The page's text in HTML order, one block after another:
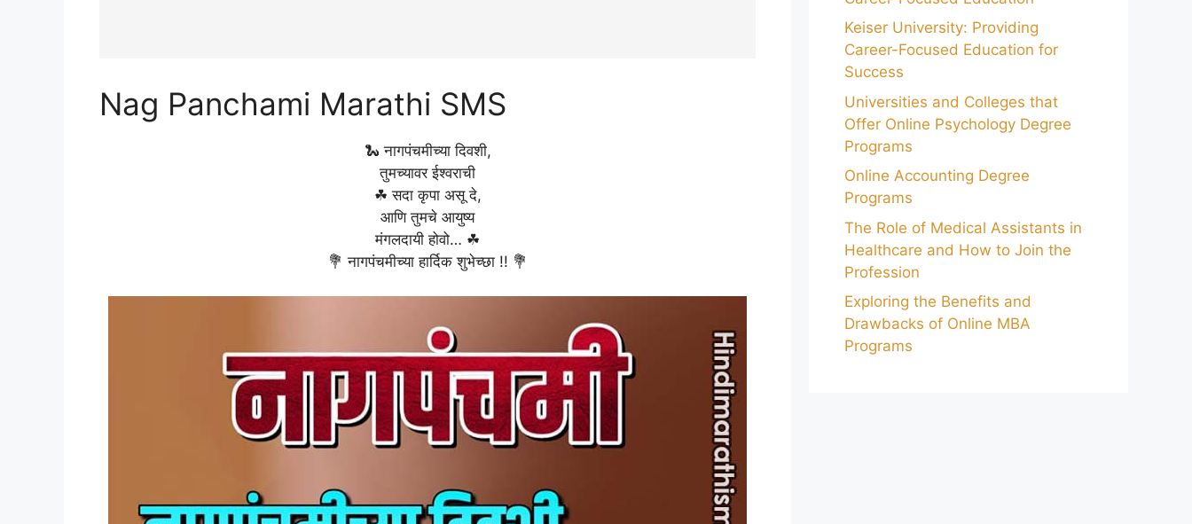
Nag Panchami Marathi SMS
🐍 नागपंचमीच्या दिवशी,
तुमच्यावर ईश्वराची
☘ सदा कृपा असू दे,
आणि तुमचे आयुष्य
मंगलदायी होवो… ☘
💐 नागपंचमीच्या हार्दिक शुभेच्छा !! 💐
Keiser University: Providing
Career-Focused Education for
Success
Universities and Colleges that
Offer Online Psychology Degree
Programs
Online Accounting Degree
Programs
The Role of Medical Assistants in
Healthcare and How to Join the
Profession
Exploring the Benefits and
Drawbacks of Online MBA
Programs